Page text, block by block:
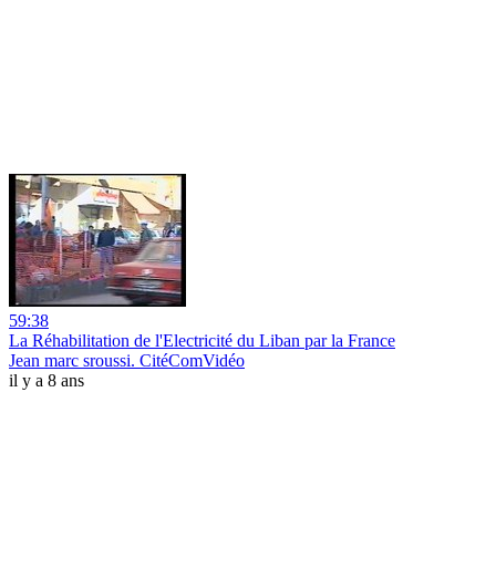
59:38
La Réhabilitation de l'Electricité du Liban par la France
Jean marc sroussi. CitéComVidéo
il y a 8 ans